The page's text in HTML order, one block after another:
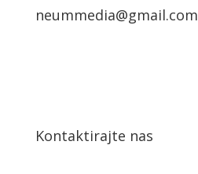
neummedia@gmail.com
Kontaktirajte nas